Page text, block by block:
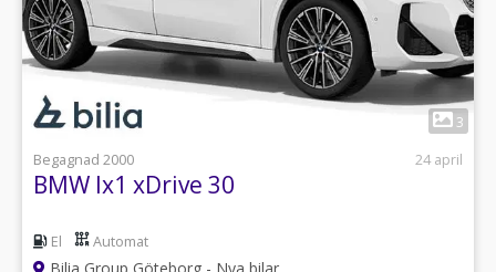
3
Begagnad 2000
24 april
BMW Ix1 xDrive 30
El Automat